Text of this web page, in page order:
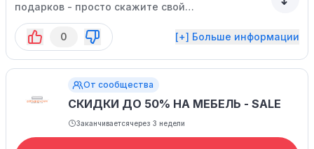
подарков - просто скажите свой
индивидуальный номер менеджеру при
покупке.
0 [+] Больше информации
От сообщества
СКИДКИ ДО 50% НА МЕБЕЛЬ - SALE
Заканчиваетсячерез 3 недели